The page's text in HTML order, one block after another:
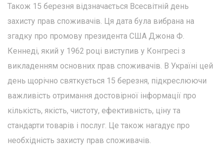
Також 15 березня відзначається Всесвітній день
захисту прав споживачів. Ця дата була вибрана на
згадку про промову президента США Джона Ф.
Кеннеді, який у 1962 році виступив у Конгресі з
викладенням основних прав споживачів. В Україні цей
день щорічно святкується 15 березня, підкреслюючи
важливість отримання достовірної інформації про
кількість, якість, чистоту, ефективність, ціну та
стандарти товарів і послуг. Це також нагадує про
необхідність захисту прав споживачів.